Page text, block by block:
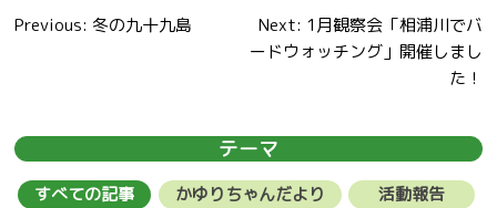
投
ビ
ゲ
Previous: 冬の九十九島 Next: 1月観察会「相浦川でバ
ードウォッチング」開催しまし
た！
テーマ
すべての記事 かゆりちゃんだより
活動報告